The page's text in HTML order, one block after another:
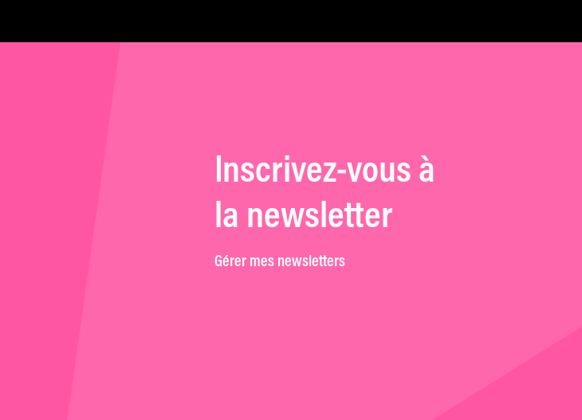
Inscrivez-vous à
la newsletter
Gérer mes newsletters